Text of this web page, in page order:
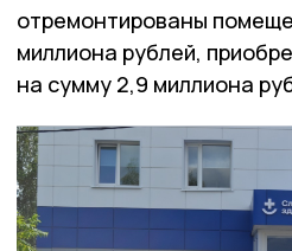
отремонтированы
миллиона рублей,
на сумму 2,9 миллиона